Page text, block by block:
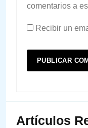
comentarios a
Recibir un
Artículos